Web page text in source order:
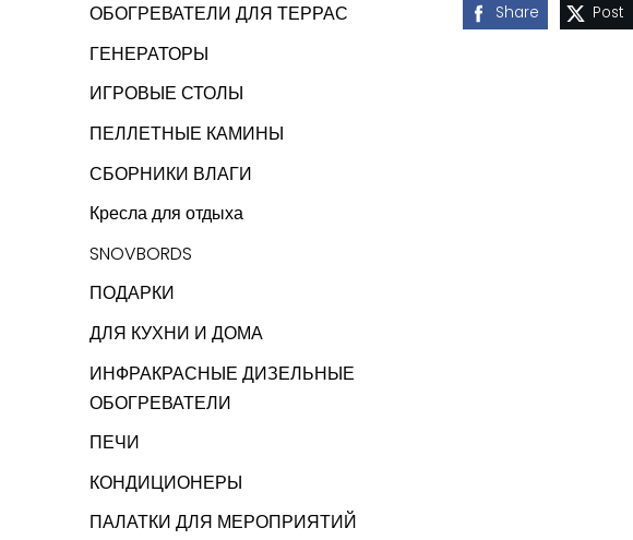
ОБОГРЕВАТЕЛИ ДЛЯ ТЕРРАС
ГЕНЕРАТОРЫ
ИГРОВЫЕ СТОЛЫ
ПЕЛЛЕТНЫЕ КАМИНЫ
СБОРНИКИ ВЛАГИ
Кресла для отдыха
SNOVBORDS
ПОДАРКИ
ДЛЯ КУХНИ И ДОМА
ИНФРАКРАСНЫЕ ДИЗЕЛЬНЫЕ
ОБОГРЕВАТЕЛИ
ПЕЧИ
КОНДИЦИОНЕРЫ
ПАЛАТКИ ДЛЯ МЕРОПРИЯТИЙ
Share Post